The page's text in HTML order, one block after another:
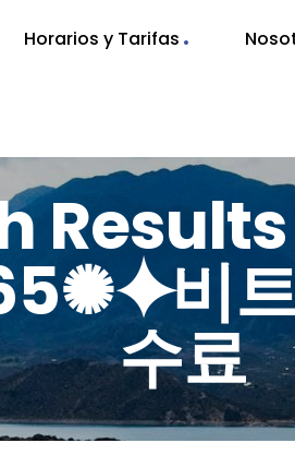
Horarios y Tarifas
Results
비
수료